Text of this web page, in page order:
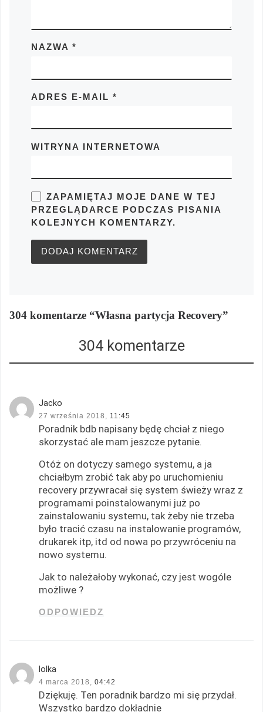
NAZWA *
ADRES E-MAIL *
WITRYNA INTERNETOWA
ZAPAMIĘTAJ MOJE DANE W TEJ
PRZEGLĄDARCE PODCZAS PISANIA
KOLEJNYCH KOMENTARZY.
304 komentarze “Własna partycja Recovery”
304 komentarze
Jacko
27 września 2018, 11:45
Poradnik bdb napisany będę chciał z niego
skorzystać ale mam jeszcze pytanie.
Otóż on dotyczy samego systemu, a ja
chciałbym zrobić tak aby po uruchomieniu
recovery przywracał się system świeży wraz z
programami poinstalowanymi już po
zainstalowaniu systemu, tak żeby nie trzeba
było tracić czasu na instalowanie programów,
drukarek itp, itd od nowa po przywróceniu na
nowo systemu.
Jak to należałoby wykonać, czy jest wogóle
możliwe ?
ODPOWIEDZ
lolka
4 marca 2018, 04:42
Dziękuję. Ten poradnik bardzo mi się przydał.
Wszystko bardzo dokładnie